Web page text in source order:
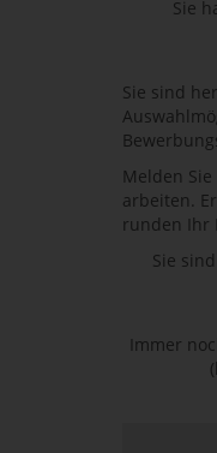
Sie
Sie sind
Melden
arbeiten.
runden Ihr
Sie
Immer